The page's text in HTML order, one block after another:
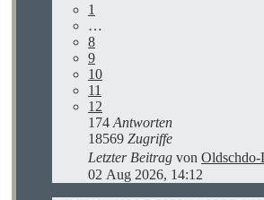
1
…
8
9
10
11
12
174 Antworten
18569 Zugriffe
Letzter Beitrag von
02 Aug 2026, 14:12